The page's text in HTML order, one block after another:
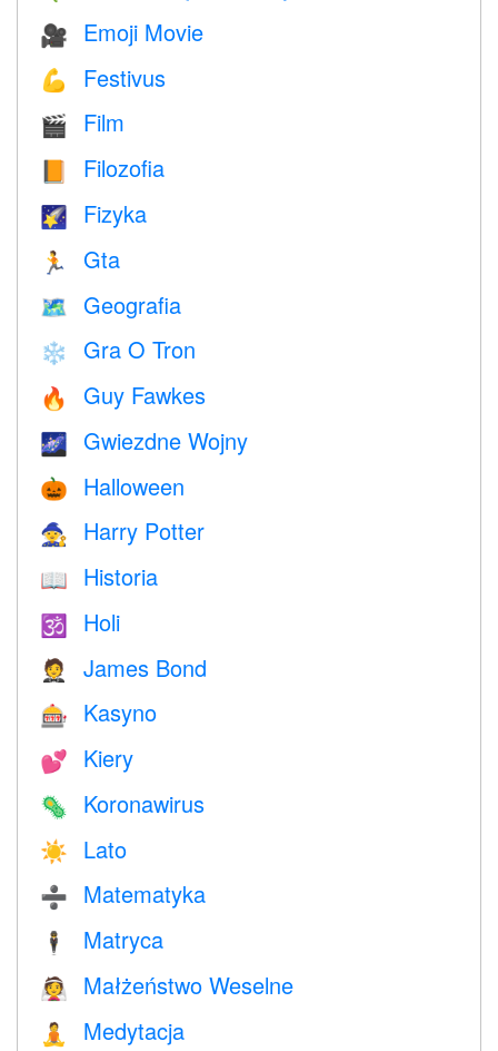
🎥 Emoji Movie
💪 Festivus
🎬 Film
📙 Filozofia
🌠 Fizyka
🏃 Gta
🗺 Geografia
❄️ Gra O Tron
🔥 Guy Fawkes
🌌 Gwiezdne Wojny
🎃 Halloween
🧙 Harry Potter
📖 Historia
🕉 Holi
🤵 James Bond
🎰 Kasyno
💕 Kiery
🦠 Koronawirus
☀️ Lato
➗ Matematyka
🕴️ Matryca
👰 Małżeństwo Weselne
🧘 Medytacja